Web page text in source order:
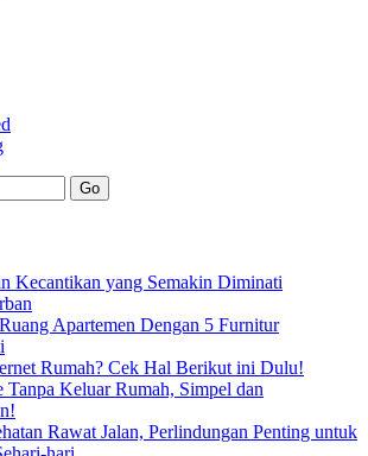
Kecantikan yang Semakin Diminati
Apartemen Dengan 5 Furnitur
Rumah? Cek Hal Berikut ini Dulu!
Tanpa Keluar Rumah, Simpel dan
Rawat Jalan, Perlindungan Penting untuk